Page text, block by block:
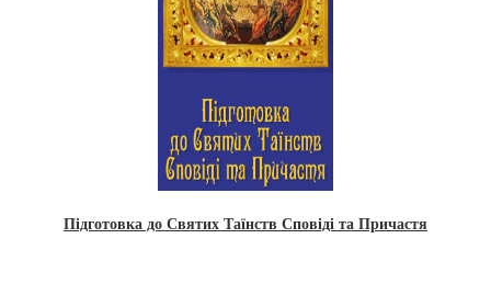
Підготовка до Святих Таїнств Сповіді та Причастя